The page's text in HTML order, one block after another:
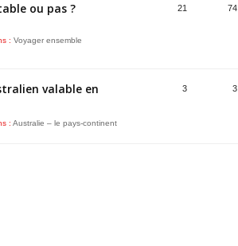
ou pas ?
: Voyager ensemble
21 74
valable en
: Australie – le pays-continent
3 3